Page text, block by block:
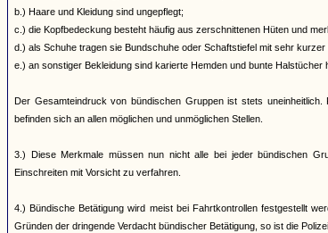
b.) Haare und Kleidung sind ungepflegt;
c.) die Kopfbedeckung besteht häufig aus zerschnittenen Hüten und
d.) als Schuhe tragen sie Bundschuhe oder Schaftstiefel mit sehr
e.) an sonstiger Bekleidung sind karierte Hemden und bunte Halstücher
Der Gesamteindruck von bündischen Gruppen ist stets
befinden sich an allen möglichen und unmöglichen Stellen.
3.) Diese Merkmale müssen nun nicht alle bei jeder bündischen
Einschreiten mit Vorsicht zu verfahren.
4.) Bündische Betätigung wird meist bei Fahrtkontrollen festgestellt
Gründen der dringende Verdacht bündischer Betätigung, so ist die